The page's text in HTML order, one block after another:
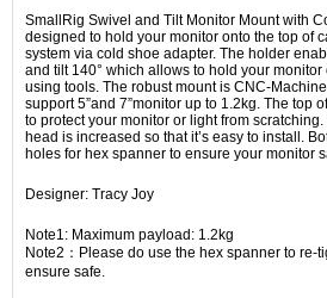
SmallRig Swivel and Tilt Monitor Mount with
designed to hold your monitor onto the top of
system via cold shoe adapter. The holder
and tilt 140° which allows to hold your
using tools. The robust mount is CNC-
support 5”and 7”monitor up to 1.2kg. The top
to protect your monitor or light from
head is increased so that it’s easy to install.
holes for hex spanner to ensure your monitor
Designer: Tracy Joy
Note1: Maximum payload: 1.2kg
Note2：Please do use the hex spanner to re-
ensure safe.